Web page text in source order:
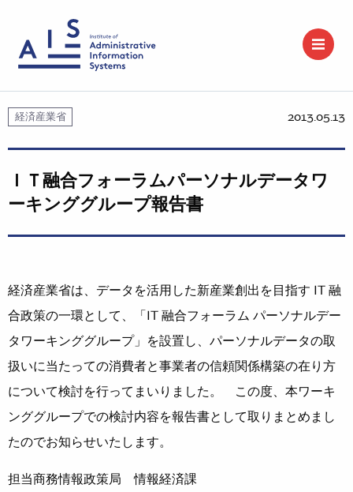
経済産業省 2013.05.13
ＩＴ融合フォーラムパーソナルデータワ
ーキンググループ報告書
経済産業省は、データを活用した新産業創出を目指す IT 融
合政策の一環として、「IT 融合フォーラム パーソナルデー
タワーキンググループ」を設置し、パーソナルデータの取
扱いに当たっての消費者と事業者の信頼関係構築の在り方
について検討を行ってまいりました。 この度、本ワーキ
ンググループでの検討内容を報告書として取りまとめまし
たのでお知らせいたします。
担当商務情報政策局 情報経済課